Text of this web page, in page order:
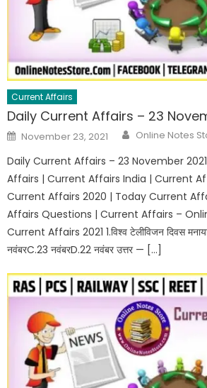
Current Affairs
Daily Current Affairs – 23
November 23, 2021 Online Notes
Daily Current Affairs – 23 November
Affairs | Current Affairs India | Current
Current Affairs 2020 | Today Current
Affairs Questions | Current Affairs –
Current Affairs 2021 1.विश्व टेलीविजन दिवस
नवंबरC.23 नवंबरD.22 नवंबर उत्तर — […]